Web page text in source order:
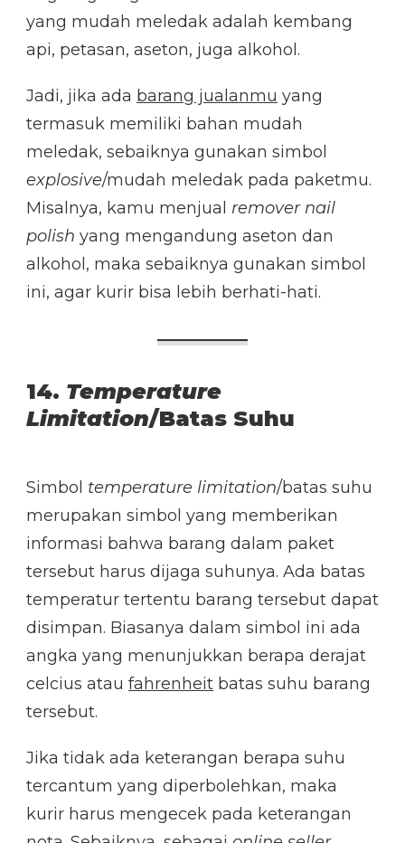
yang mudah meledak adalah kembang
api, petasan, aseton, juga alkohol.
Jadi, jika ada barang jualanmu yang
termasuk memiliki bahan mudah
meledak, sebaiknya gunakan simbol
explosive/mudah meledak pada paketmu.
Misalnya, kamu menjual remover nail
polish yang mengandung aseton dan
alkohol, maka sebaiknya gunakan simbol
ini, agar kurir bisa lebih berhati-hati.
14. Temperature
Limitation/Batas Suhu
Simbol temperature limitation/batas suhu
merupakan simbol yang memberikan
informasi bahwa barang dalam paket
tersebut harus dijaga suhunya. Ada batas
temperatur tertentu barang tersebut dapat
disimpan. Biasanya dalam simbol ini ada
angka yang menunjukkan berapa derajat
celcius atau fahrenheit batas suhu barang
tersebut.
Jika tidak ada keterangan berapa suhu
tercantum yang diperbolehkan, maka
kurir harus mengecek pada keterangan